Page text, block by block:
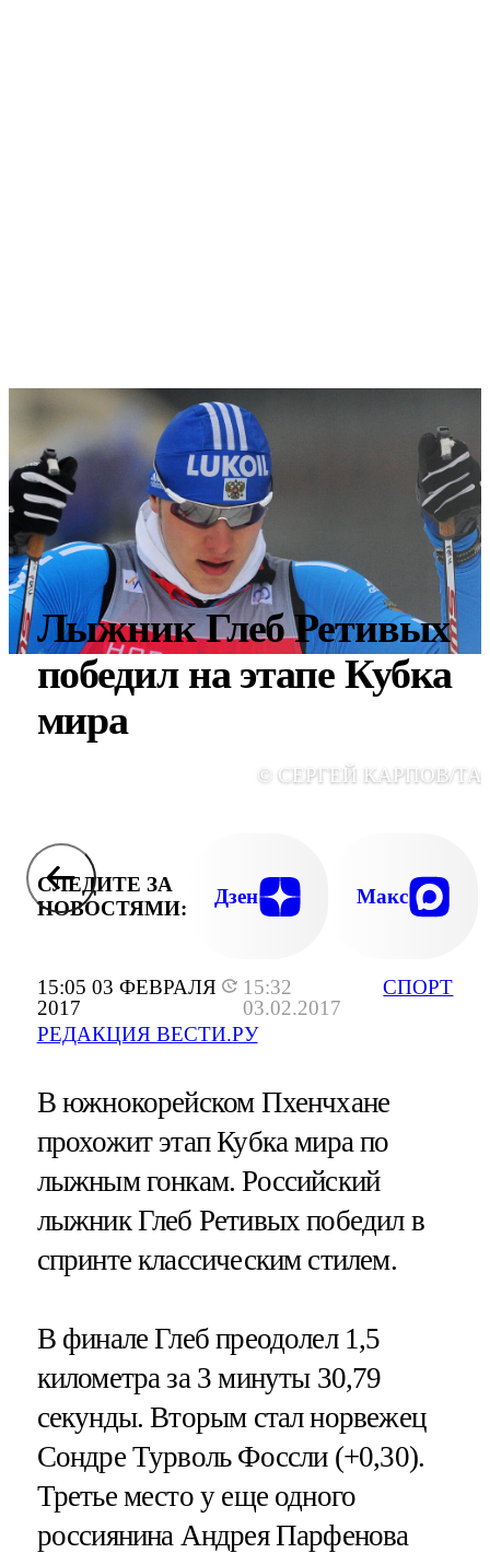
15:05 03 ФЕВРАЛЯ
2017
15:32
03.02.2017
РЕДАКЦИЯ ВЕСТИ.РУ
СПОРТ
Лыжник Глеб Ретивых
победил на этапе Кубка
мира
© СЕРГЕЙ КАРПОВ/
СЛЕДИТЕ ЗА
НОВОСТЯМИ:
Дзен Макс
В южнокорейском Пхенчхане
прохожит этап Кубка мира по
лыжным гонкам. Российский
лыжник Глеб Ретивых победил в
спринте классическим стилем.
В финале Глеб преодолел 1,5
километра за 3 минуты 30,79
секунды. Вторым стал норвежец
Сондре Турволь Фоссли (+0,30).
Третье место у еще одного
россиянина Андрея Парфенова